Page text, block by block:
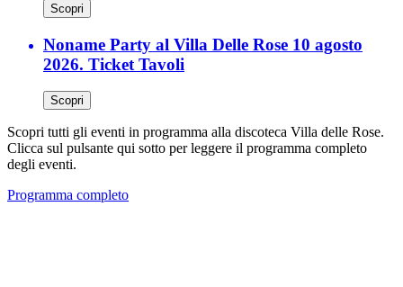
Scopri
Noname Party al Villa Delle Rose 10 agosto
2026. Ticket Tavoli
Scopri
Scopri tutti gli eventi in programma alla discoteca Villa delle Rose.
Clicca sul pulsante qui sotto per leggere il programma completo
degli eventi.
Programma completo